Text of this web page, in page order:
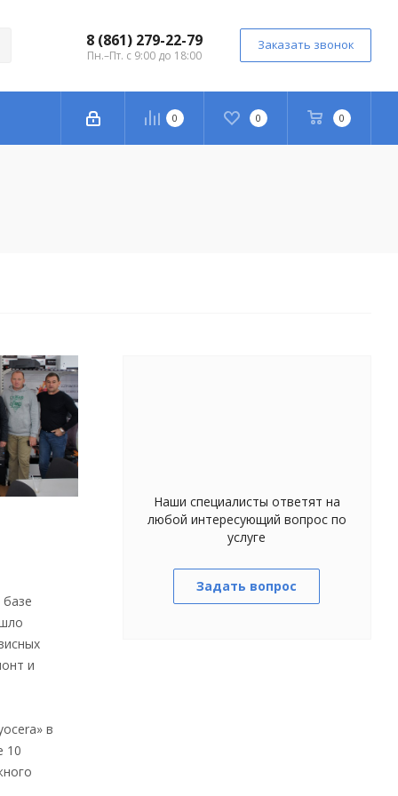
8 (861) 279-22-79
Пн.–Пт. с 9:00 до 18:00
Заказать звонок
0 0 0
базе
и
в
10
Наши специалисты ответят на
любой интересующий вопрос по
услуге
Задать вопрос